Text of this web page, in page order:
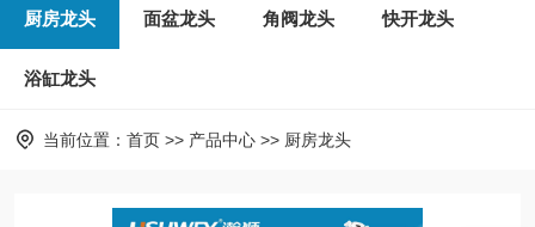
厨房龙头 面盆龙头 角阀龙头 快开龙头
浴缸龙头
当前位置： 首页 >> 产品中心 >> 厨房龙头